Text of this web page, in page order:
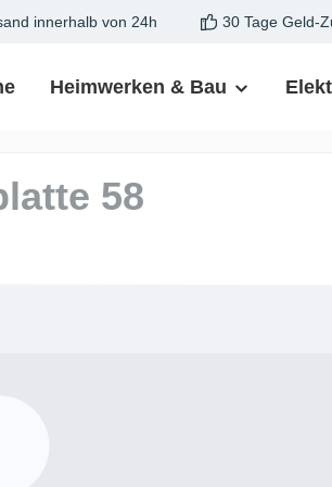
innerhalb von 24h 30 Tage Geld-
Heimwerken & Bau
58